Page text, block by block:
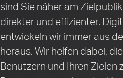
sind Sie näher am
direkter und effizienter.
entwickeln wir immer aus
heraus. Wir helfen dabei,
Benutzern und Ihren Zielen